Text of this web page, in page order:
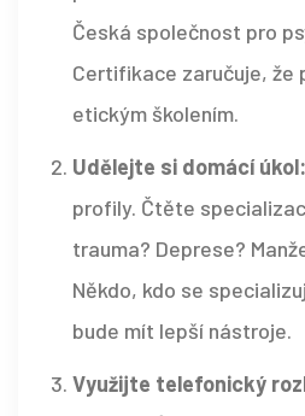
Česká společnost pro
Certifikace zaručuje, že
etickým školením.
Udělejte si domácí úkol:
profily. Čtěte
trauma? Deprese?
Někdo, kdo se
bude mít lepší nástroje.
Využijte telefonický